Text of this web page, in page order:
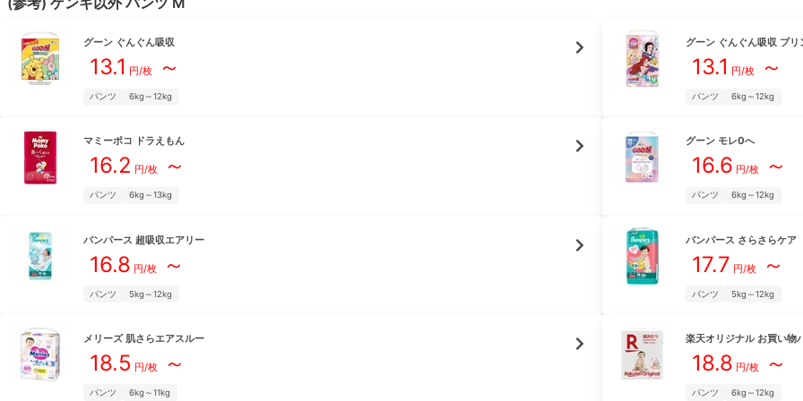
グーン ぐんぐん吸収
13.1 円/枚～
パンツ 6kg～12kg
グーン ぐんぐん吸収 プリ
13.1 円/枚～
パンツ 6kg～12kg
マミーポコ ドラえもん
16.2 円/枚～
パンツ 6kg～13kg
グーン モレ0へ
16.6 円/枚～
パンツ 6kg～12kg
パンパース 超吸収エアリー
16.8 円/枚～
パンツ 5kg～12kg
パンパース さらさらケア
17.7 円/枚～
パンツ 5kg～12kg
メリーズ 肌さらエアスルー
18.5 円/枚～
パンツ 6kg～11kg
楽天オリジナル お買い物
18.8 円/枚～
パンツ 6kg～12kg